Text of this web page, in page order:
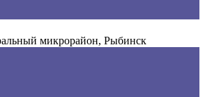
микрорайон, Рыбинск